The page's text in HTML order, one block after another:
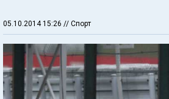
05.10.2014 15:26 // Спорт